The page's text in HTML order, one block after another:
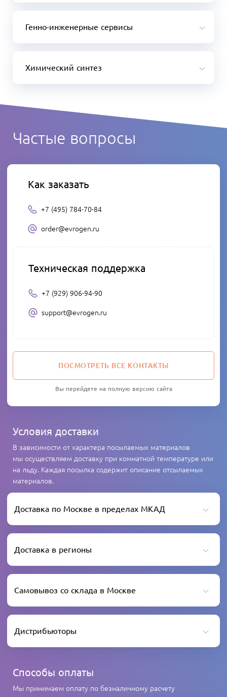
Генно-инженерные сервисы
Химический синтез
Частые вопросы
Как заказать
+7 (495) 784-70-84
order@evrogen.ru
Техническая поддержка
+7 (929) 906-94-90
support@evrogen.ru
ПОСМОТРЕТЬ ВСЕ КОНТАКТЫ
Вы перейдете на полную версию сайта
Условия доставки
В зависимости от характера посылаемых материалов
мы осуществляем доставку при комнатной температуре или
на льду. Каждая посылка содержит описание отсылаемых
материалов.
Доставка по Москве в пределах МКАД
Доставка в регионы
Самовывоз со склада в Москве
Дистрибьюторы
Способы оплаты
Мы принимаем оплату по безналичному расчету